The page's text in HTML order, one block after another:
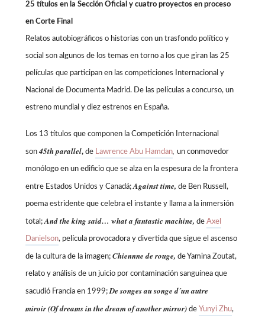
25 títulos en la Sección Oficial y cuatro proyectos en proceso
en Corte Final
Relatos autobiográficos o historias con un trasfondo político y
social son algunos de los temas en torno a los que giran las 25
películas que participan en las competiciones Internacional y
Nacional de Documenta Madrid. De las películas a concurso, un
estreno mundial y diez estrenos en España.
Los 13 títulos que componen la Competición Internacional
son 45th parallel, de Lawrence Abu Hamdan, un conmovedor
monólogo en un edificio que se alza en la espesura de la frontera
entre Estados Unidos y Canadá;Against time, de Ben Russell,
poema estridente que celebra el instante y llama a la inmersión
total;And the king said… what a fantastic machine, de Axel
Danielson, película provocadora y divertida que sigue el ascenso
de la cultura de la imagen; Chiennne de rouge, de Yamina Zoutat,
relato y análisis de un juicio por contaminación sanguínea que
sacudió Francia en 1999;De songes au songe d´un autre
miroir(Of dreams in the dream of another mirror) de Yunyi Zhu,